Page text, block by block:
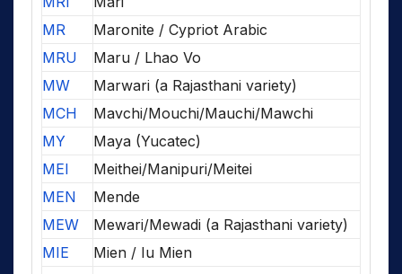
MR
Maronite / Cypriot Arabic
MRU
Maru / Lhao Vo
MW
Marwari (a Rajasthani variety)
MCH
Mavchi/Mouchi/Mauchi/Mawchi
MY
Maya (Yucatec)
MEI
Meithei/Manipuri/Meitei
MEN
Mende
MEW
Mewari/Mewadi (a Rajasthani variety)
MIE
Mien / Iu Mien